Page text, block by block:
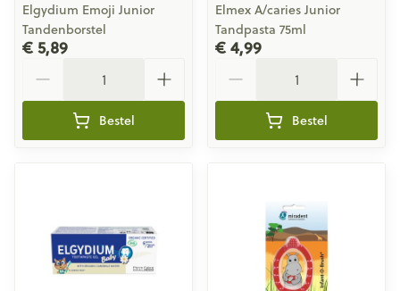
Elgydium Emoji Junior
Tandenborstel
€ 5,89
Bestel
Elmex A/caries Junior
Tandpasta 75ml
€ 4,99
Bestel